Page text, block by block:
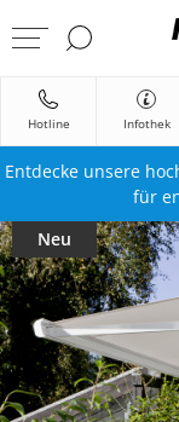
Hotline Infothek
Entdecke unsere
für
Neu